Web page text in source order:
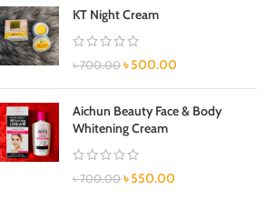
KT Night Cream
৳700.00 ৳500.00
Aichun Beauty Face & Body
Whitening Cream
৳700.00 ৳550.00